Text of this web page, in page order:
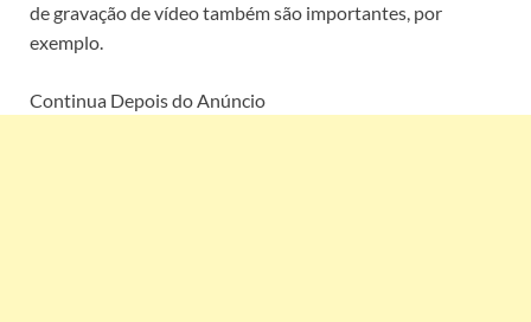
de gravação de vídeo também são importantes, por
exemplo.
Continua Depois do Anúncio